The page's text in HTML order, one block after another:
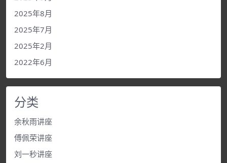
2025年8月
2025年7月
2025年2月
2022年6月
分类
余秋雨讲座
傅佩荣讲座
刘一秒讲座